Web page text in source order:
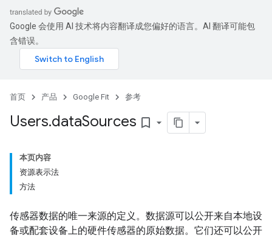
Google 会使用 AI 技术将内容翻译成您偏好的语言。AI 翻译可能包
含错误。
首页 产品 Google Fit 参考
Users.dataSources bookmark_border
本页内容
资源表示法
方法
传感器数据的唯一来源的定义。数据源可以公开来自本地设
备或配套设备上的硬件传感器的原始数据。它们还可以公开